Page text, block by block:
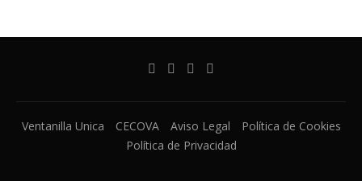
Ventanilla Unica CECOVA Aviso Legal
Política de Cookies
Política de Privacidad